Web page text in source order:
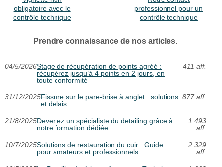
obligatoire avec le
contrôle technique
professionnel pour un
contrôle technique
Prendre connaissance de nos articles.
04/5/2026Stage de récupération de points agréé :
récupérez jusqu’à 4 points en 2 jours, en
toute conformité
411 aff.
31/12/2025Fissure sur le pare-brise à anglet : solutions
et delais
877 aff.
21/8/2025Devenez un spécialiste du detailing grâce à
notre formation dédiée
1 493
aff.
10/7/2025Solutions de restauration du cuir : Guide
pour amateurs et professionnels
2 329
aff.